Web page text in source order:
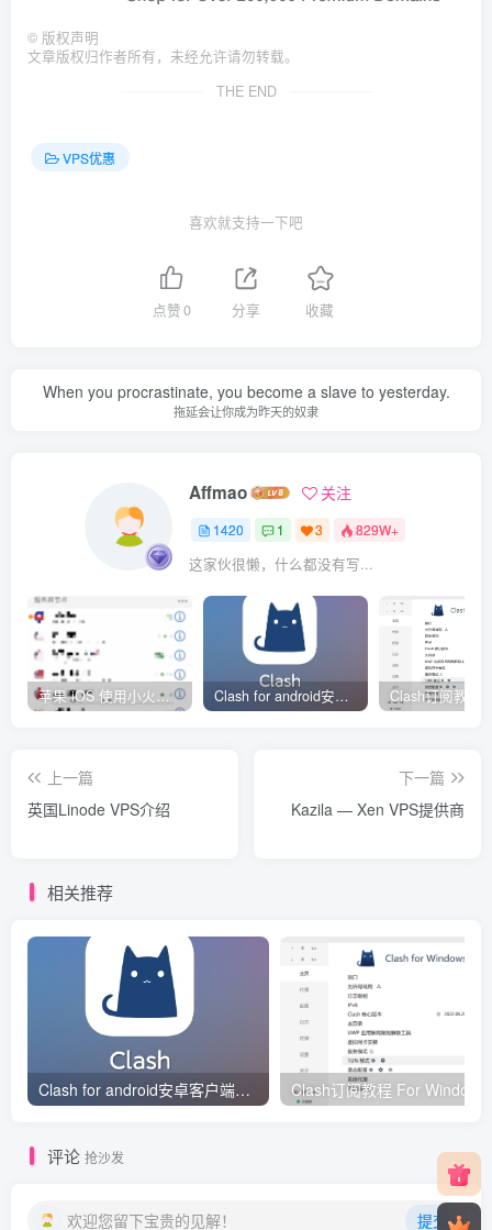
© 版权声明
文章版权归作者所有，未经允许请勿转载。
THE END
VPS优惠
喜欢就支持一下吧
点赞0 分享 收藏
When you procrastinate, you become a slave to yesterday.
拖延会让你成为昨天的奴隶
Affmao 关注
1420 1 3 829W+
这家伙很懒，什么都没有写...
苹果 iOS 使用小火箭(shadowrocket)新手教程 Clash for android安卓客户端保姆级新手使用教程
上一篇
英国Linode VPS介绍
下一篇
Kazila — Xen VPS提供商
相关推荐
Clash for android安卓客户端保姆级新手使用教程
评论 抢沙发
欢迎您留下宝贵的见解！ 提交